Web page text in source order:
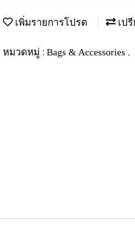
เพิ่มรายการโปรด เป
หมวดหมู่ : Bags & Accessories ,